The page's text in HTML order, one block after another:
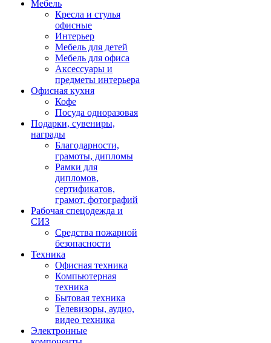
Мебель
Кресла и стулья
офисные
Интерьер
Мебель для детей
Мебель для офиса
Аксессуары и
предметы интерьера
Офисная кухня
Кофе
Посуда одноразовая
Подарки, сувениры,
награды
Благодарности,
грамоты, дипломы
Рамки для
дипломов,
сертификатов,
грамот, фотографий
Рабочая спецодежда и
СИЗ
Средства пожарной
безопасности
Техника
Офисная техника
Компьютерная
техника
Бытовая техника
Телевизоры, аудио,
видео техника
Электронные